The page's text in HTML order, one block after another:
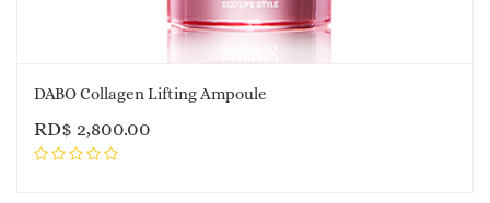
DABO Collagen Lifting Ampoule
RD$ 2,800.00